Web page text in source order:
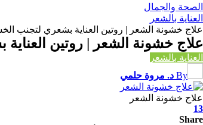
الصحة والجمال
العناية بالشعر
علاج خشونة الشعر | روتين العناية بشعري لتجنب
علاج خشونة الشعر | روتين
العناية بالشعر
By د. مروة حلمي
علاج خشونة الشعر
13
Share